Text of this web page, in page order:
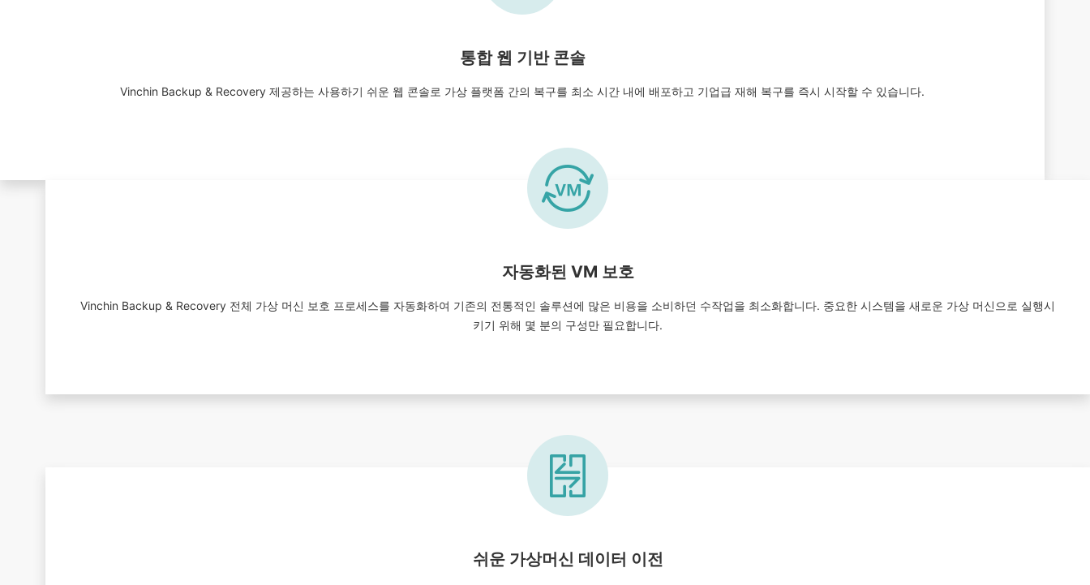
통합 웹 기반 콘솔
Vinchin Backup & Recovery 제공하는 사용하기 쉬운 웹 콘솔로 가상 플랫폼 간의 복구를 최소 시간 내에 배포하고 기업급 재해 복구를 즉시 시작할 수 있습니다.
자동화된 VM 보호
Vinchin Backup & Recovery 전체 가상 머신 보호 프로세스를 자동화하여 기존의 전통적인 솔루션에 많은 비용을 소비하던 수작업을 최소화합니다. 중요한 시스템을 새로운 가상 머신으로 실행시
키기 위해 몇 분의 구성만 필요합니다.
쉬운 가상머신 데이터 이전